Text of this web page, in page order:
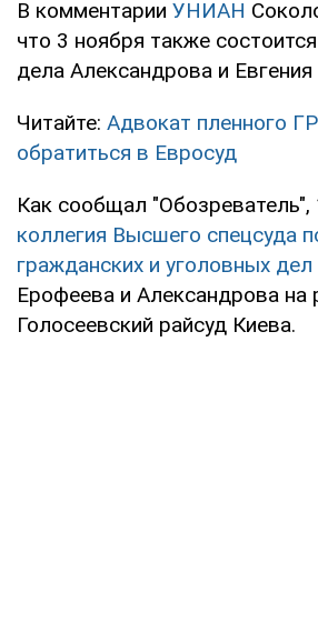
В комментарии УНИАН
что 3 ноября также
дела Александрова и
Читайте: Адвокат пленного
обратиться в Евросуд
Как сообщал "Обозреватель",
коллегия Высшего спецсуда
гражданских и уголовных дел
Ерофеева и Александрова на
Голосеевский райсуд Киева.